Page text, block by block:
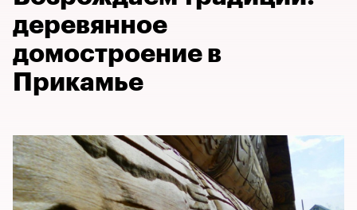
деревянное
домостроение в
Прикамье